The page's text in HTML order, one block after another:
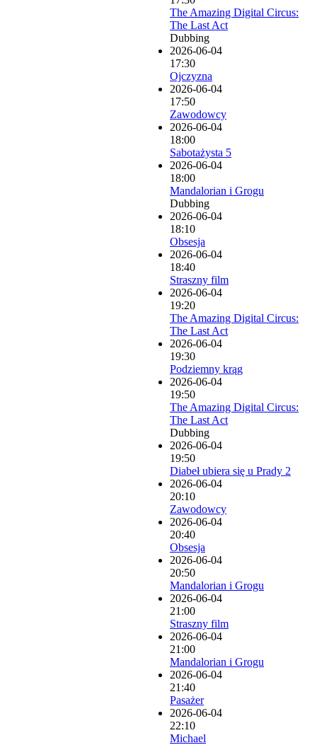
The Amazing Digital Circus:
The Last Act
Dubbing
2026-06-04
17:30
Ojczyzna
2026-06-04
17:50
Zawodowcy
2026-06-04
18:00
Sabotażysta 5
2026-06-04
18:00
Mandalorian i Grogu
Dubbing
2026-06-04
18:10
Obsesja
2026-06-04
18:40
Straszny film
2026-06-04
19:20
The Amazing Digital Circus:
The Last Act
2026-06-04
19:30
Podziemny krąg
2026-06-04
19:50
The Amazing Digital Circus:
The Last Act
Dubbing
2026-06-04
19:50
Diabeł ubiera się u Prady 2
2026-06-04
20:10
Zawodowcy
2026-06-04
20:40
Obsesja
2026-06-04
20:50
Mandalorian i Grogu
2026-06-04
21:00
Straszny film
2026-06-04
21:00
Mandalorian i Grogu
2026-06-04
21:40
Pasażer
2026-06-04
22:10
Michael